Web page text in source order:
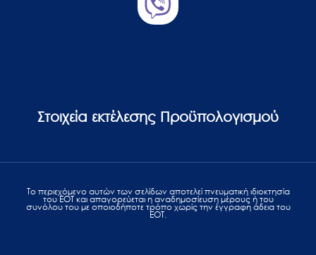
Στοιχεία εκτέλεσης Προϋπολογισμού
Το περιεχόμενο αυτών των σελίδων αποτελεί πvευματική ιδιοκτησία
του ΕΟΤ και απαγορεύεται η αναδημοσίευση μέρους ή του
συνόλου του με οποιοδήποτε τρόπο χωρίς την έγγραφη άδεια του
ΕΟΤ.